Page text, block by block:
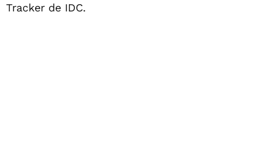
Tracker de IDC.